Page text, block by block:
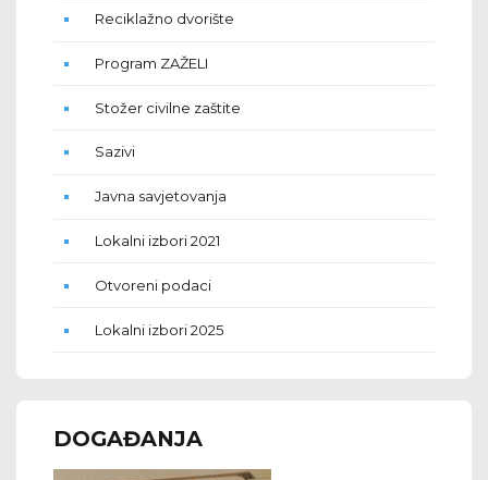
Reciklažno dvorište
Program ZAŽELI
Stožer civilne zaštite
Sazivi
Javna savjetovanja
Lokalni izbori 2021
Otvoreni podaci
Lokalni izbori 2025
DOGAĐANJA